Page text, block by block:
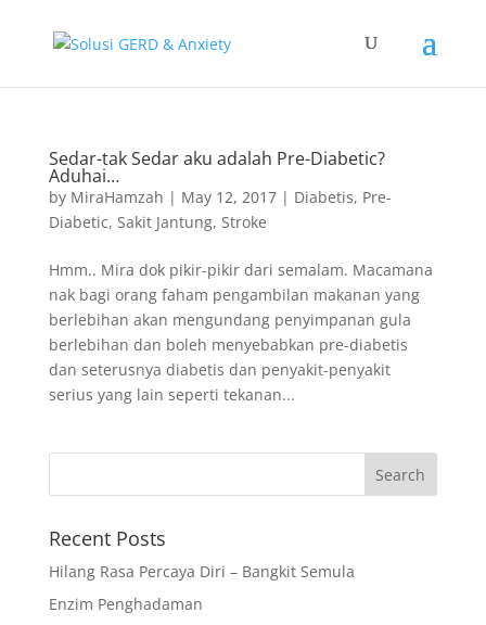
Sedar-tak Sedar aku adalah Pre-Diabetic?
Aduhai…
by MiraHamzah | May 12, 2017| Diabetis, Pre-
Diabetic, Sakit Jantung, Stroke
Hmm.. Mira dok pikir-pikir dari semalam. Macamana
nak bagi orang faham pengambilan makanan yang
berlebihan akan mengundang penyimpanan gula
berlebihan dan boleh menyebabkan pre-diabetis
dan seterusnya diabetis dan penyakit-penyakit
serius yang lain seperti tekanan...
Recent Posts
Hilang Rasa Percaya Diri – Bangkit Semula
Enzim Penghadaman